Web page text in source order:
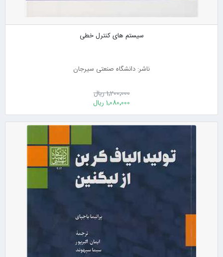
سیستم های کنترل خطی
ناشر: دانشگاه صنعتی سیرجان
1٬200٬000 ریال
1٬080٬000 ریال